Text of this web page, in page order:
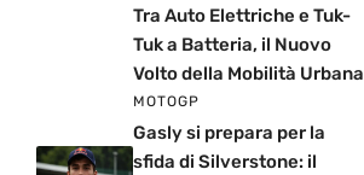
Tra Auto Elettriche e Tuk-
Tuk a Batteria, il Nuovo
Volto della Mobilità Urbana
MOTOGP
Gasly si prepara per la
sfida di Silverstone: il